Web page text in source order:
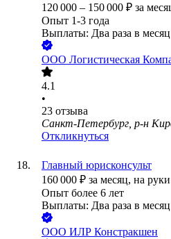
120 000 – 150 000 ₽ за
Опыт 1-3 года
Выплаты: Два раза в месяц
ООО Логистическая
4.1
•
23 отзыва
Санкт-Петербург, р-н
Откликнуться
Главный юрисконсульт
160 000 ₽ за месяц, на руки
Опыт более 6 лет
Выплаты: Два раза в месяц
ООО ИЛР Констракшен